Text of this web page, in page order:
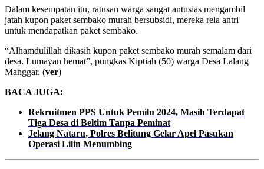
Dalam kesempatan itu, ratusan warga sangat antusias mengambil
jatah kupon paket sembako murah bersubsidi, mereka rela antri
untuk mendapatkan paket sembako.
“Alhamdulillah dikasih kupon paket sembako murah semalam dari
desa. Lumayan hemat”, pungkas Kiptiah (50) warga Desa Lalang
Manggar. (ver)
BACA JUGA:
Rekruitmen PPS Untuk Pemilu 2024, Masih Terdapat
Tiga Desa di Beltim Tanpa Peminat
Jelang Nataru, Polres Belitung Gelar Apel Pasukan
Operasi Lilin Menumbing